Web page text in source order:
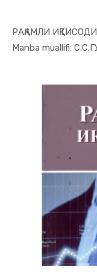
РАҚАМЛИ
Manba muallifi: